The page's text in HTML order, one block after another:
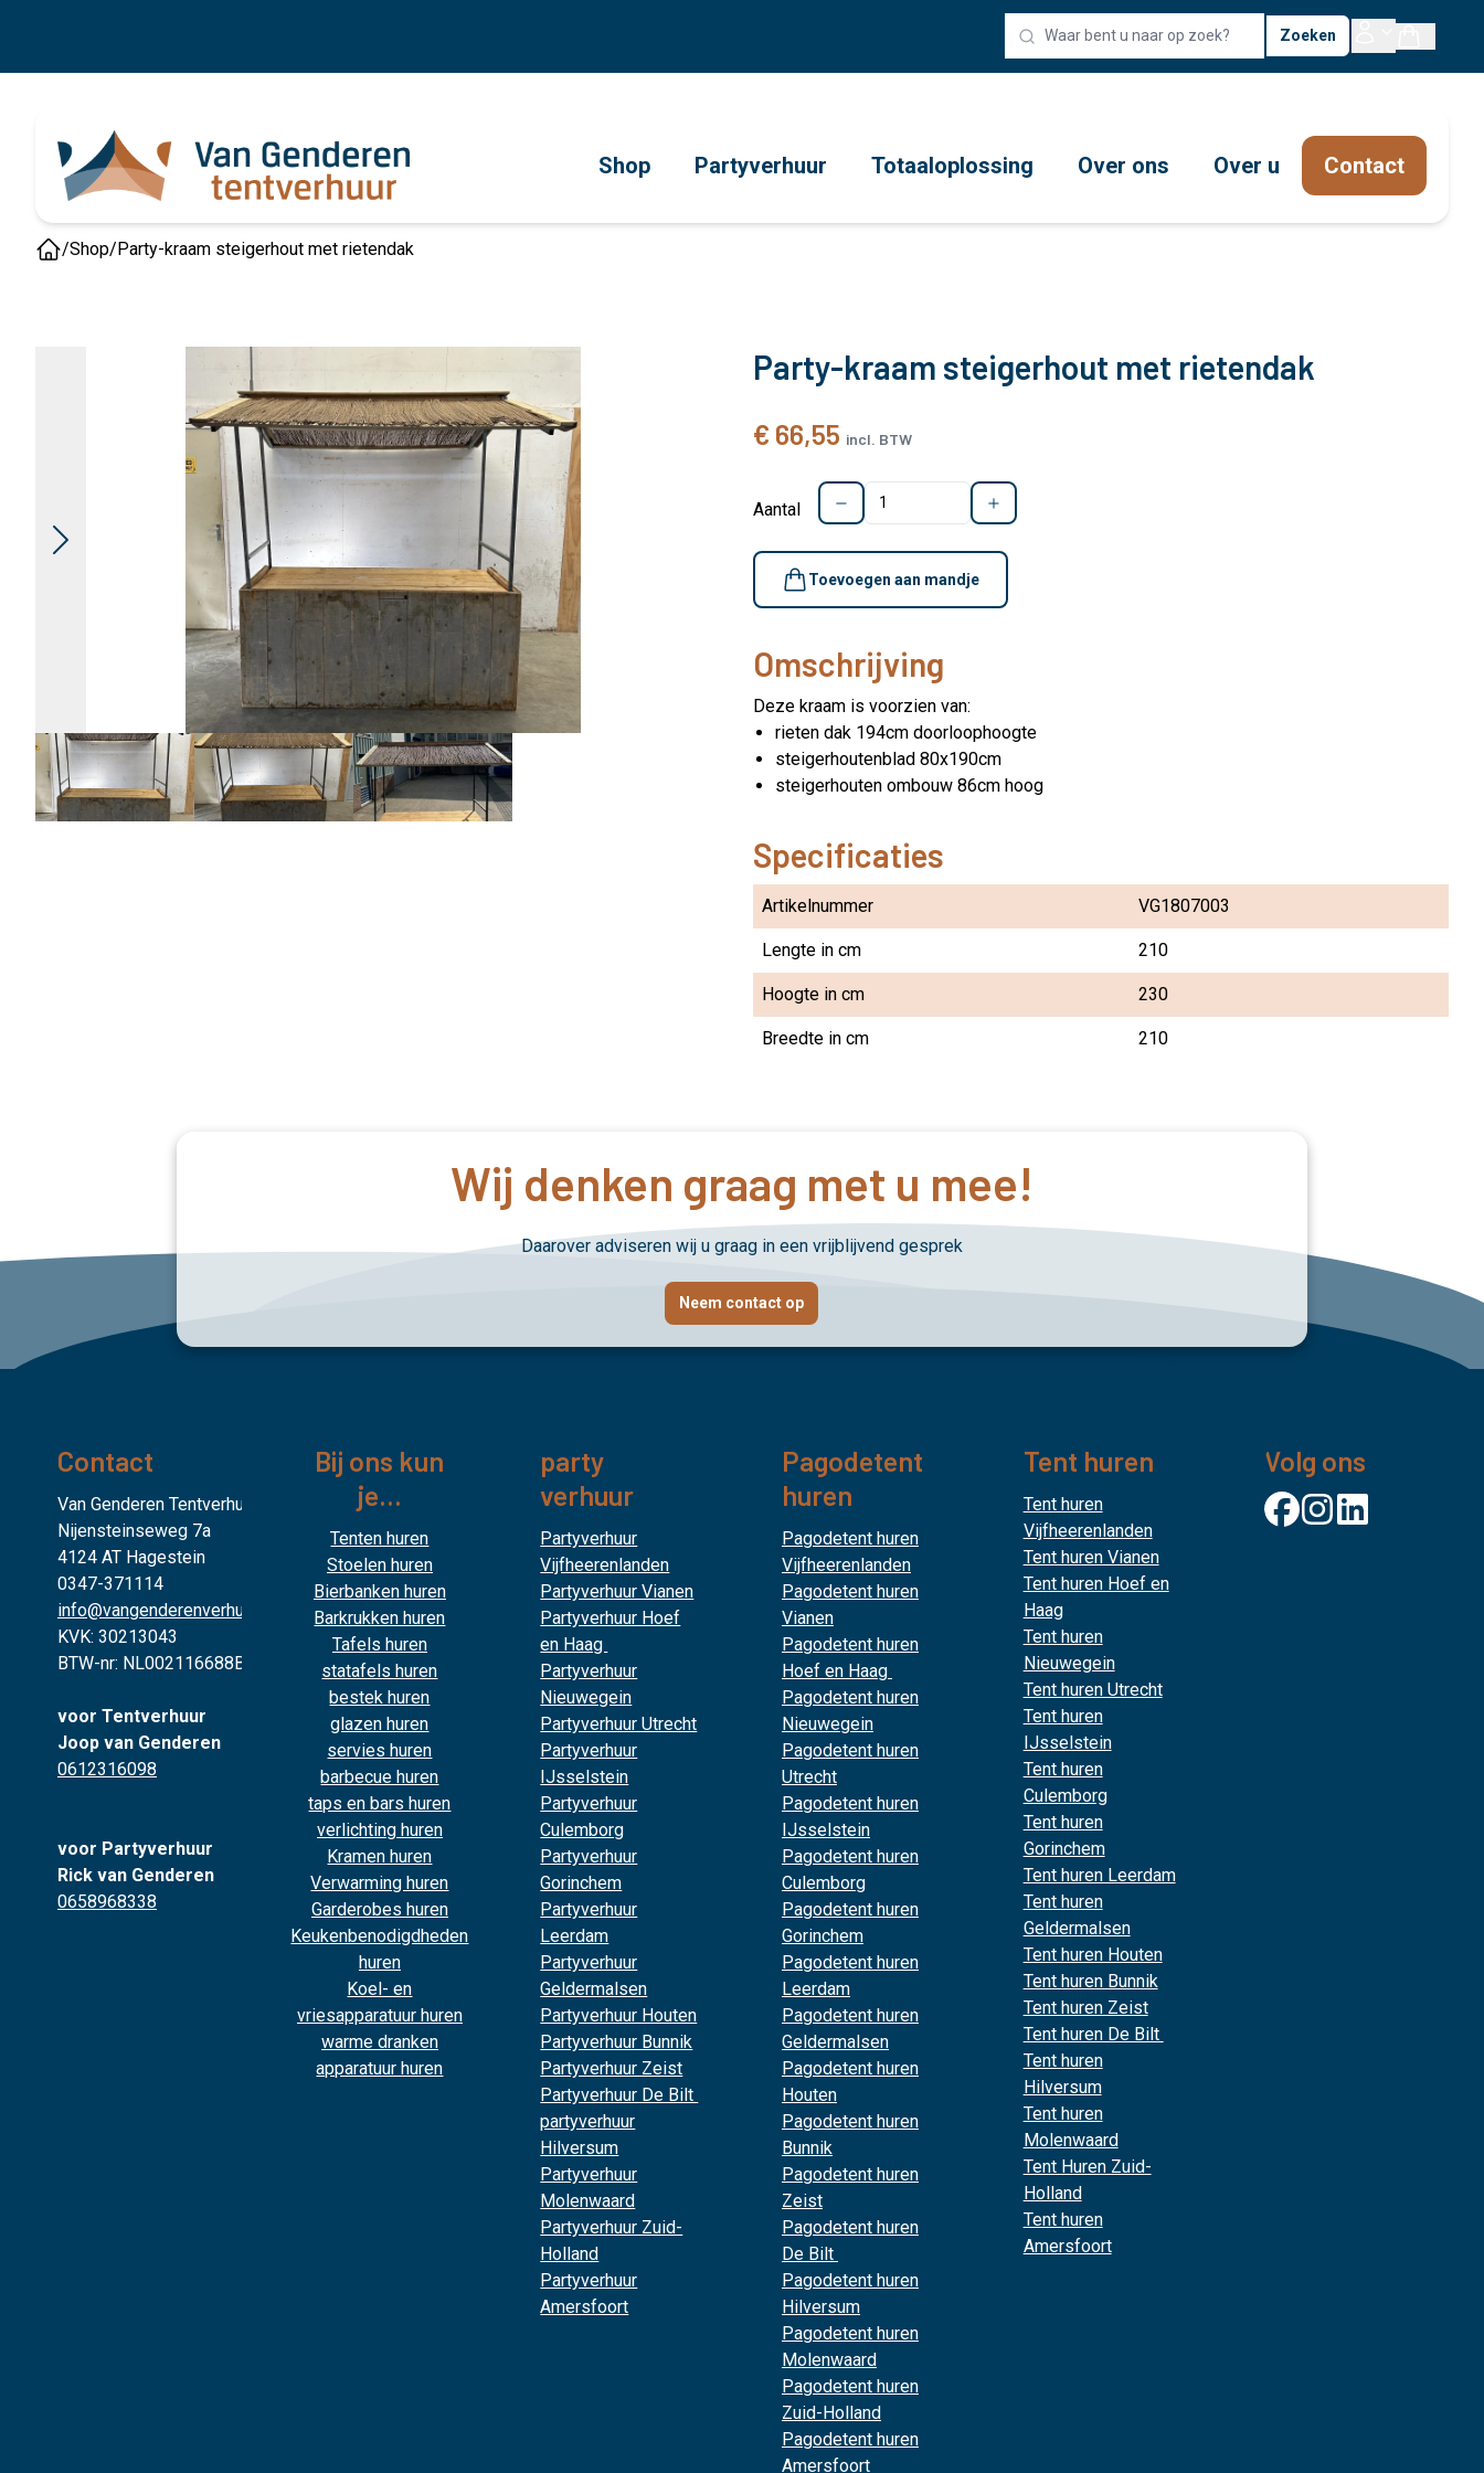
Zoeken
Shop Partyverhuur Totaaloplossing Over ons Over u Contact
/Shop/Party-kraam steigerhout met rietendak
Party-kraam steigerhout met rietendak
€ 66,55 incl. BTW
Aantal
Toevoegen aan mandje
Omschrijving
Deze kraam is voorzien van:
rieten dak 194cm doorloophoogte
steigerhoutenblad 80x190cm
steigerhouten ombouw 86cm hoog
Specificaties
Artikelnummer VG1807003
Lengte in cm 210
Hoogte in cm 230
Breedte in cm 210
Wij denken graag met u mee!
Daarover adviseren wij u graag in een vrijblijvend gesprek
Neem contact op
Contact
Van Genderen Tentverhuur
Nijensteinseweg 7a
4124 AT Hagestein
0347-371114
info@vangenderenverhuur.nl
KVK: 30213043
BTW-nr: NL002116688B02
voor Tentverhuur
Joop van Genderen
0612316098
voor Partyverhuur
Rick van Genderen
0658968338
Bij ons kun
je...
Tenten huren
Stoelen huren
Bierbanken huren
Barkrukken huren
Tafels huren
statafels huren
bestek huren
glazen huren
servies huren
barbecue huren
taps en bars huren
verlichting huren
Kramen huren
Verwarming huren
Garderobes huren
Keukenbenodigdheden
huren
Koel- en
vriesapparatuur huren
warme dranken
apparatuur huren
party
verhuur
Partyverhuur
Vijfheerenlanden
Partyverhuur Vianen
Partyverhuur Hoef
en Haag
Partyverhuur
Nieuwegein
Partyverhuur Utrecht
Partyverhuur
IJsselstein
Partyverhuur
Culemborg
Partyverhuur
Gorinchem
Partyverhuur
Leerdam
Partyverhuur
Geldermalsen
Partyverhuur Houten
Partyverhuur Bunnik
Partyverhuur Zeist
Partyverhuur De Bilt
partyverhuur
Hilversum
Partyverhuur
Molenwaard
Partyverhuur Zuid-
Holland
Partyverhuur
Amersfoort
Pagodetent
huren
Pagodetent huren
Vijfheerenlanden
Pagodetent huren
Vianen
Pagodetent huren
Hoef en Haag
Pagodetent huren
Nieuwegein
Pagodetent huren
Utrecht
Pagodetent huren
IJsselstein
Pagodetent huren
Culemborg
Pagodetent huren
Gorinchem
Pagodetent huren
Leerdam
Pagodetent huren
Geldermalsen
Pagodetent huren
Houten
Pagodetent huren
Bunnik
Pagodetent huren
Zeist
Pagodetent huren
De Bilt
Pagodetent huren
Hilversum
Pagodetent huren
Molenwaard
Pagodetent huren
Zuid-Holland
Pagodetent huren
Amersfoort
Tent huren
Tent huren
Vijfheerenlanden
Tent huren Vianen
Tent huren Hoef en
Haag
Tent huren
Nieuwegein
Tent huren Utrecht
Tent huren
IJsselstein
Tent huren
Culemborg
Tent huren
Gorinchem
Tent huren Leerdam
Tent huren
Geldermalsen
Tent huren Houten
Tent huren Bunnik
Tent huren Zeist
Tent huren De Bilt
Tent huren
Hilversum
Tent huren
Molenwaard
Tent Huren Zuid-
Holland
Tent huren
Amersfoort
Volg ons